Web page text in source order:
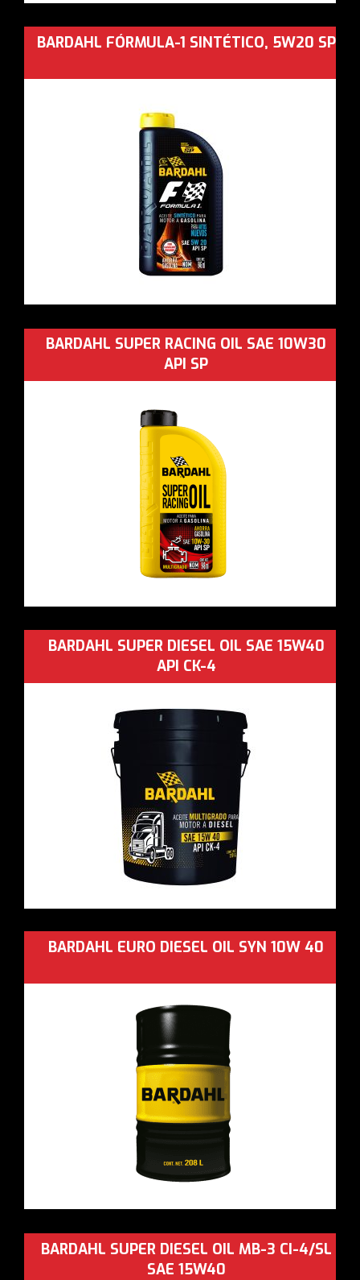
BARDAHL FÓRMULA-1 SINTÉTICO, 5W20 SP
BARDAHL SUPER RACING OIL SAE 10W30
API SP
BARDAHL SUPER DIESEL OIL SAE 15W40
API CK-4
BARDAHL EURO DIESEL OIL SYN 10W 40
BARDAHL SUPER DIESEL OIL MB-3 CI-4/SL
SAE 15W40